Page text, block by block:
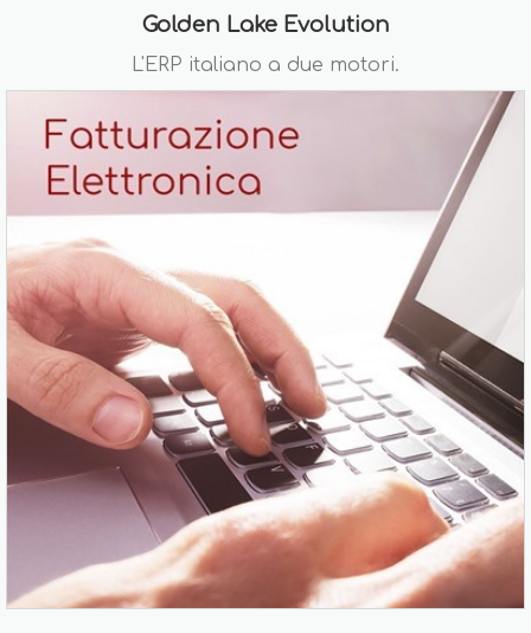
Golden Lake Evolution
L'ERP italiano a due motori.